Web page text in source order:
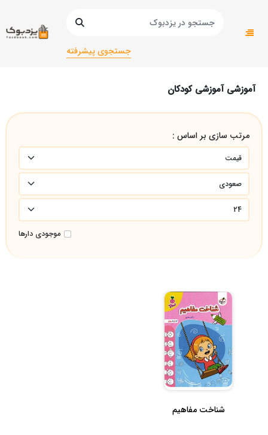
جستجوی پیشرفته
صفحه اصلی
کمک درسی
آموزشی آموزشی کودکان
مرتب سازی بر اساس :
موجودی دارها
شناخت مفاهیم